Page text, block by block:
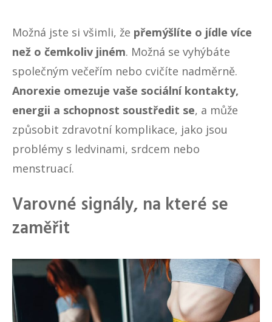
Možná jste si všimli, že přemýšlíte o jídle více
než o čemkoliv jiném. Možná se vyhýbáte
společným večeřím nebo cvičíte nadměrně.
Anorexie omezuje vaše sociální kontakty,
energii a schopnost soustředit se, a může
způsobit zdravotní komplikace, jako jsou
problémy s ledvinami, srdcem nebo
menstruací.
Varovné signály, na které se
zaměřit